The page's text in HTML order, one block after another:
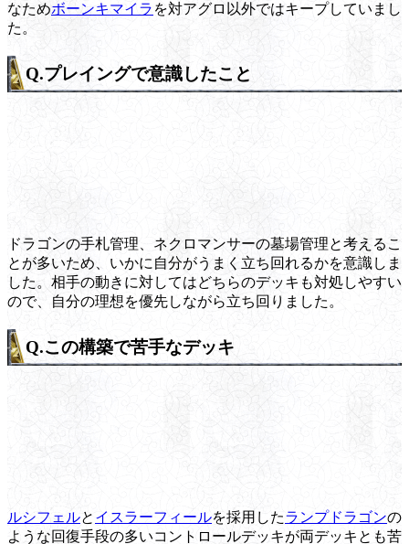
なためボーンキマイラ を対アグロ以外ではキープしていまし
た。
Q.プレイングで意識したこと
ドラゴンの手札管理、ネクロマンサーの墓場管理と考えるこ
とが多いため、いかに自分がうまく立ち回れるかを意識しま
した。相手の動きに対してはどちらのデッキも対処しやすい
ので、自分の理想を優先しながら立ち回りました。
Q.この構築で苦手なデッキ
ルシフェルと イスラーフィールを採用したランプドラゴンの
ような回復手段の多いコントロールデッキが両デッキとも苦